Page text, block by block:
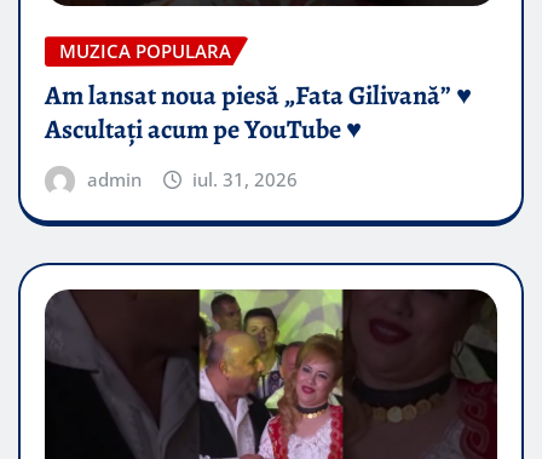
MUZICA POPULARA
Am lansat noua piesă „Fata Gilivană” ♥️
Ascultați acum pe YouTube ♥️
admin iul. 31, 2026